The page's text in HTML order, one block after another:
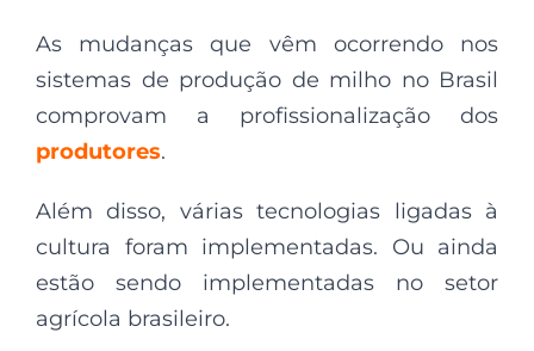
As mudanças que vêm ocorrendo nos
sistemas de produção de milho no Brasil
comprovam a profissionalização dos
produtores.
Além disso, várias tecnologias ligadas à
cultura foram implementadas. Ou ainda
estão sendo implementadas no setor
agrícola brasileiro.